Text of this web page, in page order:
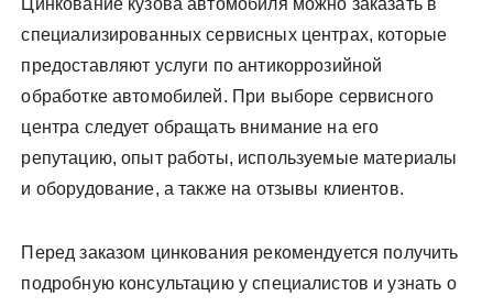
Цинкование кузова автомобиля можно заказать в
специализированных сервисных центрах, которые
предоставляют услуги по антикоррозийной
обработке автомобилей. При выборе сервисного
центра следует обращать внимание на его
репутацию, опыт работы, используемые материалы
и оборудование, а также на отзывы клиентов.
Перед заказом цинкования рекомендуется получить
подробную консультацию у специалистов и узнать о